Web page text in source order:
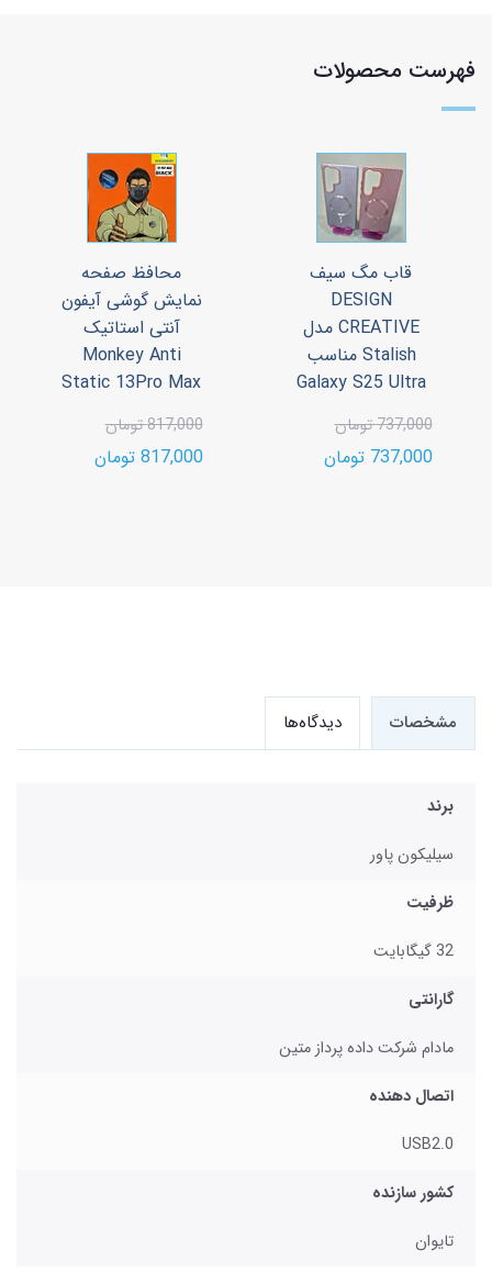
فهرست محصولات
قاب مگ سیف
DESIGN
CREATIVE مدل
Stalish مناسب
Galaxy S25 Ultra
737,000 تومان
737,000 تومان
محافظ صفحه
نمایش گوشی آیفون
آنتی استاتیک
Monkey Anti
Static 13Pro Max
817,000 تومان
817,000 تومان
مشخصات دیدگاه‌ها
برند
سیلیکون پاور
ظرفیت
32 گیگابایت
گارانتی
مادام شرکت داده پرداز متین
اتصال دهنده
USB2.0
کشور سازنده
تایوان